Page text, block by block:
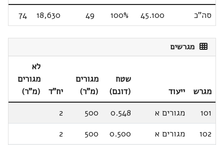
סה"כ
45.100
100%
49
18,630
74
מגרשים
מגרש ייעוד
שטח
(דונם)
מגורים
(מ"ר)
יח"ד
לא
מגורים
(מ"ר)
101
מגורים א 0.548
500
2
102
מגורים א 0.500
500
2